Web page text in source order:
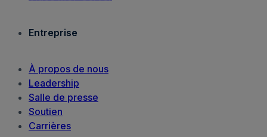
Entreprise
À propos de nous
Leadership
Salle de presse
Soutien
Carrières